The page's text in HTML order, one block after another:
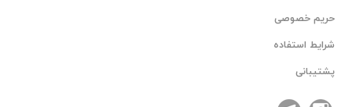
حریم خصوصی
شرایط استفاده
پشتیبانی